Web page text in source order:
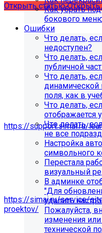
Открыть статьюОткрыть
Мы подготовили чек-
https://support.simai.ru/
Рекомендуем
этих работ — это
стабильном и
Если у вас нет
передать сайт на
https://simai.ru/service/
proektov/
Это выгодно, потому
Как убрать
бокового
Ошибки
Что делать,
недоступен?
Что делать,
публичной
Что делать,
динамической
поля, как в
Что делать,
отображается
Что делать,
не все
Настройка
символьного
Перестала
визуальный
В админке
"Для
удалить
Пожалуйста,
изменения
технической